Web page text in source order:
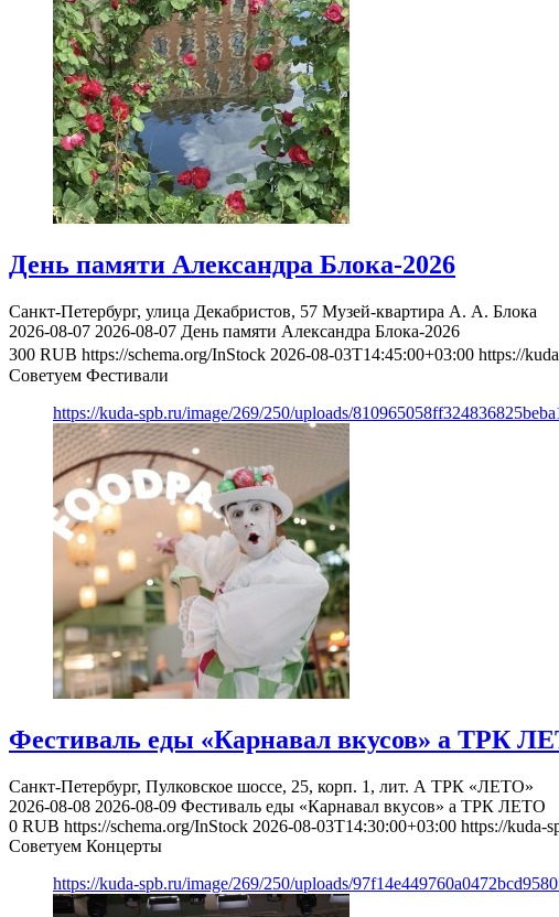
День памяти Александра Блока-2026
Санкт-Петербург, улица Декабристов, 57 Музей-квартира А. А. Блока
2026-08-07 2026-08-07 День памяти Александра Блока-2026
300 RUB https://schema.org/InStock 2026-08-03T14:45:00+03:00 https://
Советуем Фестивали
https://kuda-spb.ru/image/269/250/uploads/
Фестиваль еды «Карнавал вкусов» а ТРК
Санкт-Петербург, Пулковское шоссе, 25, корп. 1, лит. А ТРК «ЛЕТО»
2026-08-08 2026-08-09 Фестиваль еды «Карнавал вкусов» а ТРК ЛЕТО
0 RUB https://schema.org/InStock 2026-08-03T14:30:00+03:00 https://kuda-
Советуем Концерты
https://kuda-spb.ru/image/269/250/uploads/